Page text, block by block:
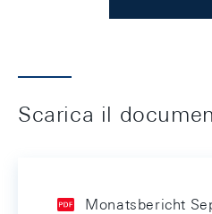
Scarica il
Monatsbericht